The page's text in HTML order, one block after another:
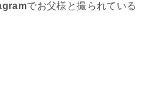
でお父様と撮られている